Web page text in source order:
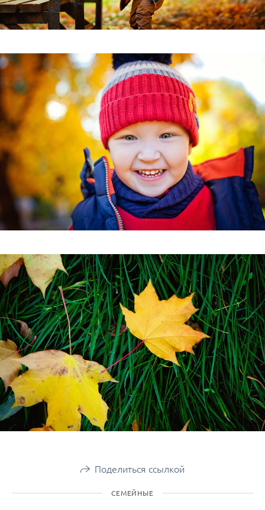
Поделиться ссылкой
СЕМЕЙНЫЕ